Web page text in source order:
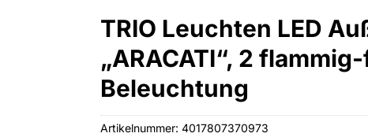
TRIO Leuchten LED
„ARACATI“, 2
Beleuchtung
Artikelnummer: 4017807370973